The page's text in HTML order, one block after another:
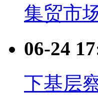
集贸市
06-24
下基层